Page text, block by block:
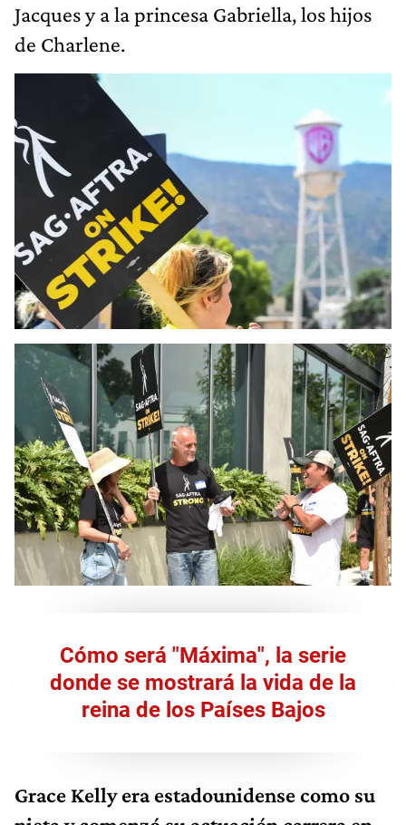
Jacques y a la princesa Gabriella, los hijos
de Charlene.
Cómo será "Máxima", la serie
donde se mostrará la vida de la
reina de los Países Bajos
Grace Kelly era estadounidense como su